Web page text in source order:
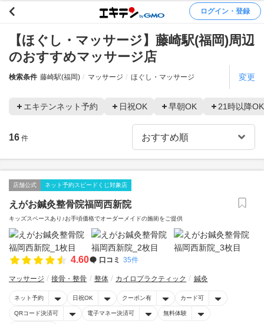
ログイン・登録
【ほぐし・マッサージ】藤崎駅(福岡)周辺
のおすすめマッサージ店
検索条件 藤崎駅(福岡) マッサージ ほぐし・マッサージ 変更
エキテンネット予約 日祝OK 早朝OK 21時以降OK
16 件
店舗公式 ネット予約スピードくじ対象店
えがお鍼灸整骨院福岡西新院
キッズスペースあり♪お手頃価格でオーダーメイドの施術をご提供
4.60 口コミ 35件
マッサージ 接骨・整骨 整体 カイロプラクティック 鍼灸
ネット予約 日祝OK クーポン有 カード可
QRコード決済可 電子マネー決済可 無料体験